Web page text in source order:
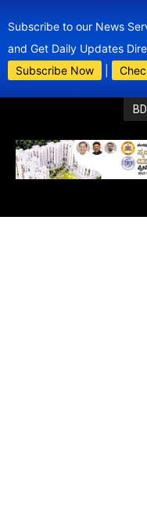
Subscribe to our News
and Get Daily Updates
Subscribe Now